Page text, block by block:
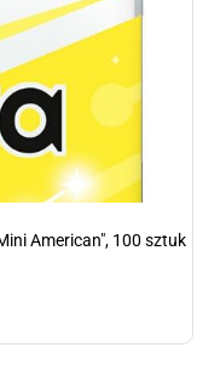
American", 100 sztuk